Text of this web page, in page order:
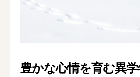
豊かな心情を育む異